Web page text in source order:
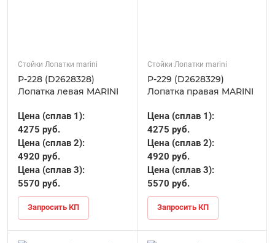
Стойки Лопатки marini
Р-228 (D2628328)
Лопатка левая MARINI
Цена (сплав 1):
4275 руб.
Цена (сплав 2):
4920 руб.
Цена (сплав 3):
5570 руб.
Запросить КП
Стойки Лопатки marini
Р-229 (D2628329)
Лопатка правая MARINI
Цена (сплав 1):
4275 руб.
Цена (сплав 2):
4920 руб.
Цена (сплав 3):
5570 руб.
Запросить КП